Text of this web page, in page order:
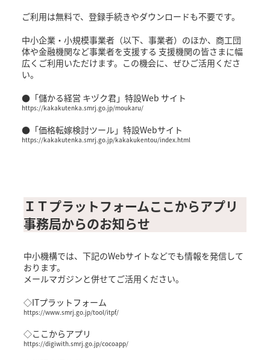
ご利用は無料で、登録手続きやダウンロードも不要です。
中小企業・小規模事業者（以下、事業者）のほか、商工団
体や金融機関など事業者を支援する 支援機関の皆さまに幅
広くご利用いただけます。この機会に、ぜひご活用くださ
い。
●「儲かる経営 キヅク君」特設Web サイト
https://kakakutenka.smrj.go.jp/moukaru/
●「価格転嫁検討ツール」特設Webサイト
https://kakakutenka.smrj.go.jp/kakakukentou/index.html
ＩＴプラットフォームここからアプリ
事務局からのお知らせ
中小機構では、下記のWebサイトなどでも情報を発信して
おります。
メールマガジンと併せてご活用ください。
◇ITプラットフォーム
https://www.smrj.go.jp/tool/itpf/
◇ここからアプリ
https://digiwith.smrj.go.jp/cocoapp/